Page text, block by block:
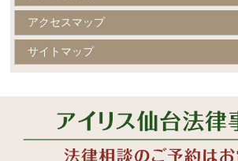
アクセスマップ
サイトマップ